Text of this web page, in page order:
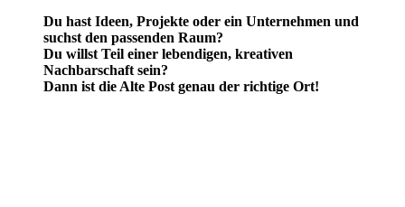
Du hast Ideen, Projekte oder ein Unternehmen und
suchst den passenden Raum?
Du willst Teil einer lebendigen, kreativen
Nachbarschaft sein?
Dann ist die Alte Post genau der richtige Ort!